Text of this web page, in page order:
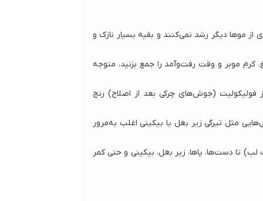
موها دیگر رشد نمی‌کنند و بقیه بسیار نازک و
کرم موبر و وقت رفت‌وآمد را جمع بزنید، متوجه
فولیکولیت (جوش‌های چرکی بعد از اصلاح) رنج
مثل تیرگی زیر بغل یا بیکینی اغلب به‌مرور
تا دست‌ها، پاها، زیر بغل، بیکینی و حتی کمر